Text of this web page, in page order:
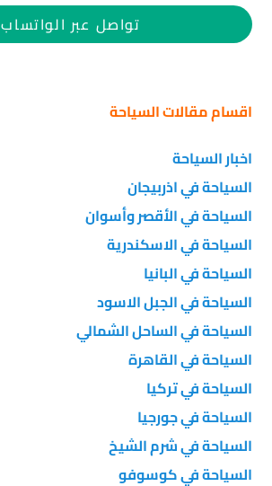
تواصل عبر الواتساب
اقسام مقالات السياحة
اخبار السياحة
السياحة في اذربيجان
السياحة في الأقصر وأسوان
السياحة في الاسكندرية
السياحة في البانيا
السياحة في الجبل الاسود
السياحة في الساحل الشمالي
السياحة في القاهرة
السياحة في تركيا
السياحة في جورجيا
السياحة في شرم الشيخ
السياحة في كوسوفو